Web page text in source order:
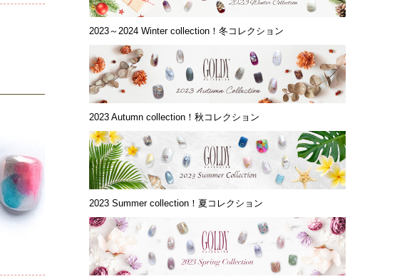
2023～2024 Winter collection！冬コレクション
2023 Autumn collection！秋コレクション
2023 Summer collection！夏コレクション